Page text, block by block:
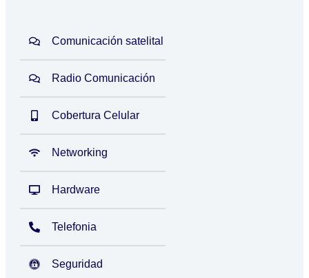
Comunicación satelital
Radio Comunicación
Cobertura Celular
Networking
Hardware
Telefonia
Seguridad